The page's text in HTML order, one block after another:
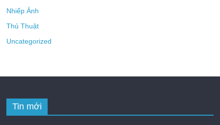
Nhiếp Ảnh
Thủ Thuật
Uncategorized
Tin mới